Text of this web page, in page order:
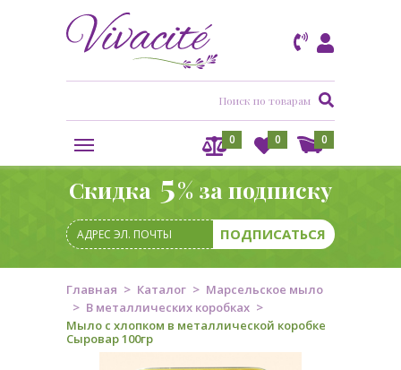
0
0
0
Скидка 5% за подписку
Главная Каталог
Марсельское мыло
В металлических коробках
Мыло с хлопком в металлической коробке
Сыровар 100гр